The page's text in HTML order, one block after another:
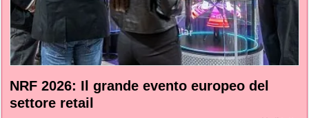
NRF 2026: Il grande evento europeo del
settore retail